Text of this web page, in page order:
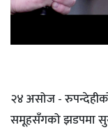
२४ असोज -
समूहसँगको झडपमा